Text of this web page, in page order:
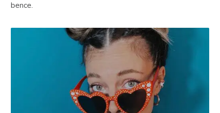
bence.